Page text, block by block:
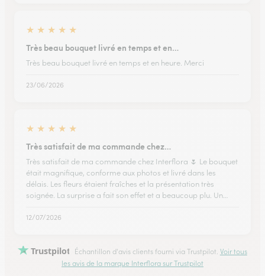
★ ★ ★ ★ ★
Très beau bouquet livré en temps et en…
Très beau bouquet livré en temps et en heure. Merci
23/06/2026
★ ★ ★ ★ ★
Très satisfait de ma commande chez…
Très satisfait de ma commande chez Interflora 🌷 Le bouquet
était magnifique, conforme aux photos et livré dans les
délais. Les fleurs étaient fraîches et la présentation très
soignée. La surprise a fait son effet et a beaucoup plu. Un…
12/07/2026
Trustpilot Échantillon d'avis clients fourni via Trustpilot. Voir tous
les avis de la marque Interflora sur Trustpilot